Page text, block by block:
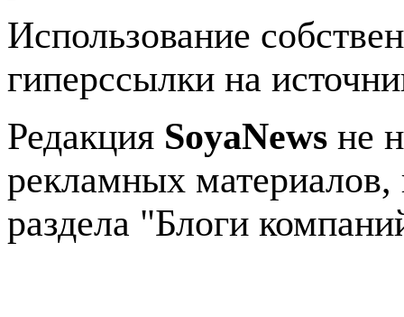
Использование
гиперссылки на
Редакция SoyaNews не
рекламных
раздела "Блоги